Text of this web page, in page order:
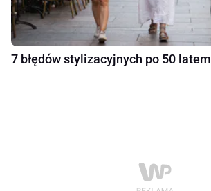
7 błędów stylizacyjnych po 50 latem